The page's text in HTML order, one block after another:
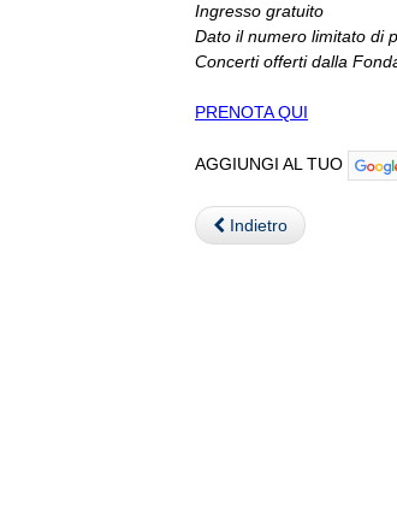
Ingresso gratuito
Dato il numero limitato di
Concerti offerti dalla
PRENOTA QUI
AGGIUNGI AL TUO
Indietro